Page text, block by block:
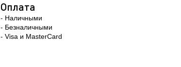
Оплата
- Наличными
- Безналичными
- Visa и MasterCard